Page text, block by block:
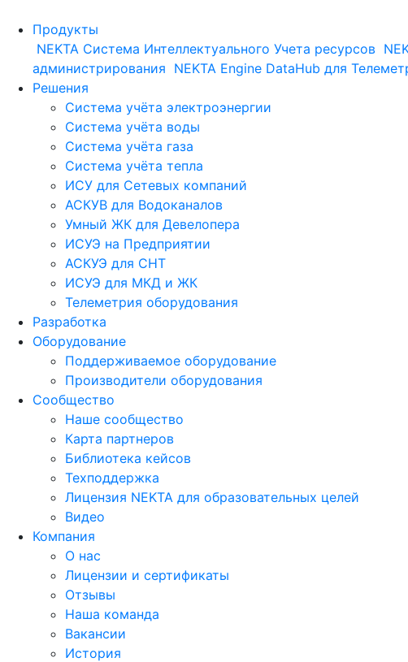
Продукты
NEKTA Система Интеллектуального Учета ресурсов
администрирования NEKTA Engine DataHub для
Решения
Система учёта электроэнергии
Система учёта воды
Система учёта газа
Система учёта тепла
ИСУ для Сетевых компаний
АСКУВ для Водоканалов
Умный ЖК для Девелопера
ИСУЭ на Предприятии
АСКУЭ для СНТ
ИСУЭ для МКД и ЖК
Телеметрия оборудования
Разработка
Оборудование
Поддерживаемое оборудование
Производители оборудования
Сообщество
Наше сообщество
Карта партнеров
Библиотека кейсов
Техподдержка
Лицензия NEKTA для образовательных целей
Видео
Компания
О нас
Лицензии и сертификаты
Отзывы
Наша команда
Вакансии
История